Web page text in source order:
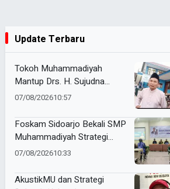
Update Terbaru
Tokoh Muhammadiyah
Mantup Drs. H. Sujudna
Wafat, Dikenang Berdedikasi
Pendidikan
07/08/202610:57
Foskam Sidoarjo Bekali SMP
Muhammadiyah Strategi
Branding dan Marketing
07/08/202610:33
AkustikMU dan Strategi